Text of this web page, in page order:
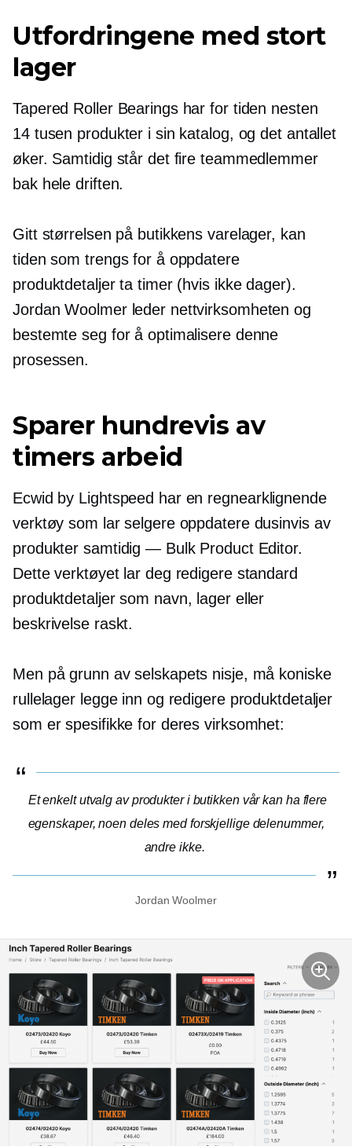
Utfordringene med stort
lager
Tapered Roller Bearings har for tiden nesten
14 tusen produkter i sin katalog, og det antallet
øker. Samtidig står det fire teammedlemmer
bak hele driften.
Gitt størrelsen på butikkens varelager, kan
tiden som trengs for å oppdatere
produktdetaljer ta timer (hvis ikke dager).
Jordan Woolmer leder nettvirksomheten og
bestemte seg for å optimalisere denne
prosessen.
Sparer hundrevis av
timers arbeid
Ecwid by Lightspeed har en regnearklignende
verktøy som lar selgere oppdatere dusinvis av
produkter samtidig — Bulk Product Editor.
Dette verktøyet lar deg redigere standard
produktdetaljer som navn, lager eller
beskrivelse raskt.
Men på grunn av selskapets nisje, må koniske
rullelager legge inn og redigere produktdetaljer
som er spesifikke for deres virksomhet:
Et enkelt utvalg av produkter i butikken vår kan ha flere
egenskaper, noen deles med forskjellige delenummer,
andre ikke.
Jordan Woolmer